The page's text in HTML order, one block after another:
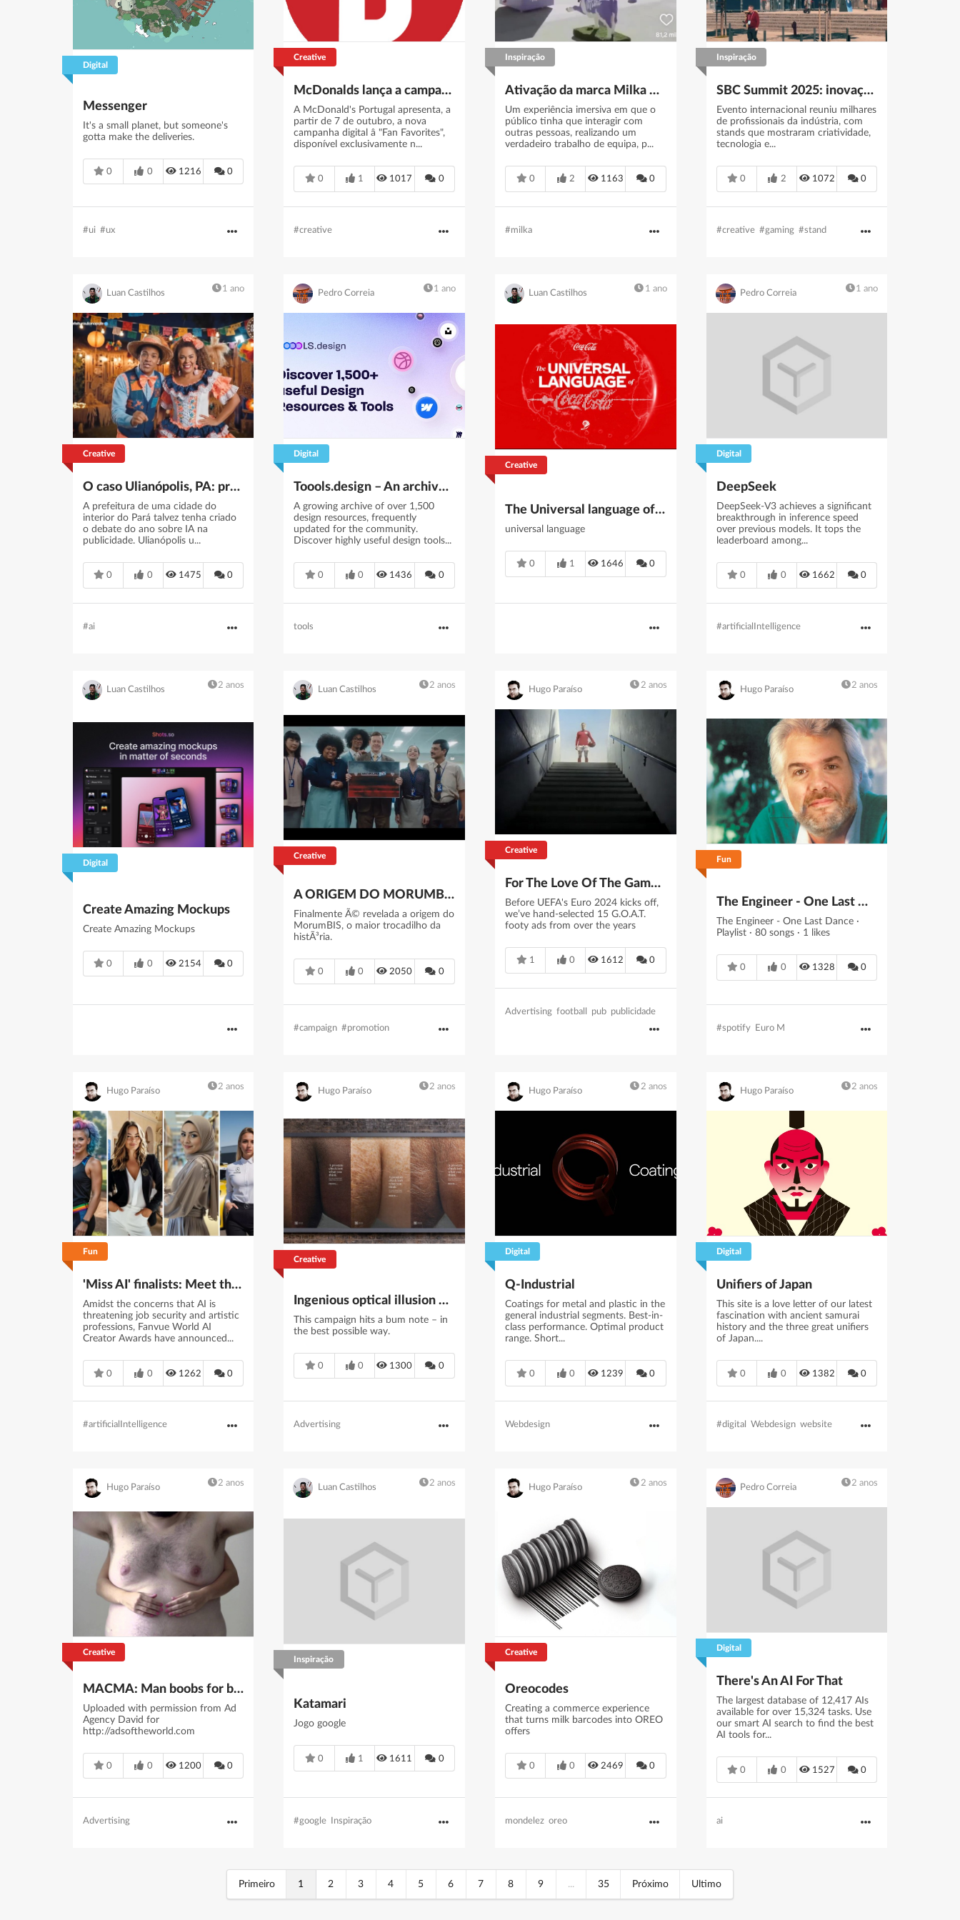
Digital
Messenger
It's a small planet, but someone's
gotta make the deliveries.
0 0 1216 0
#ui #ux
Creative
McDonalds lança a campanha digital "Fan Favorites"
A McDonald's Portugal apresenta, a
partir de 7 de outubro, a nova
campanha digital â "Fan Favorites",
disponível exclusivamente n...
0 1 1017 0
#creative
Inspiração
Ativação da marca Milka em Espanha
Um experiência imersiva em que o
público tinha que interagir com
outras pessoas, realizando um
verdadeiro trabalho de equipa, p...
0 2 1163 0
#milka
Inspiração
SBC Summit 2025: inovação e networking marcam presença em Lisboa
Evento internacional reuniu milhares
de profissionais da indústria, com
stands que mostraram criatividade,
tecnologia e...
0 2 1072 0
#creative #gaming #stand
Luan Castilhos 1 ano
Creative
O caso Ulianópolis, PA: prefeitura usa IA do Google para divulgar festa junina e vira estudo de caso sobre futuro da publicidade
A prefeitura de uma cidade do
interior do Pará talvez tenha criado
o debate do ano sobre IA na
publicidade. Ulianópolis u...
0 0 1475 0
#ai
Pedro Correia 1 ano
Digital
Toools.design – An archive of 1,500+ Design Resources
A growing archive of over 1,500
design resources, frequently
updated for the community.
Discover highly useful design tools...
0 0 1436 0
tools
Luan Castilhos 1 ano
Creative
The Universal language of Coca-Cola - Santiago Cony Etchart
universal language
0 1 1646 0
Pedro Correia 1 ano
Digital
DeepSeek
DeepSeek-V3 achieves a significant
breakthrough in inference speed
over previous models. It tops the
leaderboard among...
0 0 1662 0
#artificialIntelligence
Luan Castilhos 2 anos
Digital
Create Amazing Mockups
Create Amazing Mockups
0 0 2154 0
Luan Castilhos 2 anos
Creative
A ORIGEM DO MORUMBIS
Finalmente Ã© revelada a origem do
MorumBIS, o maior trocadilho da
histÃ³ria.
0 0 2050 0
#campaign #promotion
Hugo Paraíso 2 anos
Creative
For The Love Of The Game: Football Ads That Scored With Audiences
Before UEFA's Euro 2024 kicks off,
we’ve hand-selected 15 G.O.A.T.
footy ads from over the years
1 0 1612 0
Advertising football pub publicidade
Hugo Paraíso 2 anos
Fun
The Engineer - One Last Dance
The Engineer - One Last Dance ·
Playlist · 80 songs · 1 likes
0 0 1328 0
#spotify Euro M
Hugo Paraíso 2 anos
Fun
'Miss AI' finalists: Meet the fake models competing for the crown
Amidst the concerns that AI is
threatening job security and artistic
professions, Fanvue World AI
Creator Awards have announced...
0 0 1262 0
#artificialIntelligence
Hugo Paraíso 2 anos
Creative
Ingenious optical illusion billboard takes the terror out of the prostate check
This campaign hits a bum note – in
the best possible way.
0 0 1300 0
Advertising
Hugo Paraíso 2 anos
Digital
Q-Industrial
Coatings for metal and plastic in the
general industrial segments. Best-in-
class performance. Optimal product
range. Short...
0 0 1239 0
Webdesign
Hugo Paraíso 2 anos
Digital
Unifiers of Japan
This site is a love letter of our latest
fascination with ancient samurai
history and the three great unifiers
of Japan....
0 0 1382 0
#digital Webdesign website
Hugo Paraíso 2 anos
Creative
MACMA: Man boobs for boobs
Uploaded with permission from Ad
Agency David for
http://adsoftheworld.com
0 0 1200 0
Advertising
Luan Castilhos 2 anos
Inspiração
Katamari
Jogo google
0 1 1611 0
#google Inspiração
Hugo Paraíso 2 anos
Creative
Oreocodes
Creating a commerce experience
that turns milk barcodes into OREO
offers
0 0 2469 0
mondelez oreo
Pedro Correia 2 anos
Digital
There's An AI For That
The largest database of 12,417 AIs
available for over 15,324 tasks. Use
our smart AI search to find the best
AI tools for...
0 0 1527 0
ai
Primeiro 1 2 3 4 5 6 7 8 9 ... 35 Próximo Ultimo